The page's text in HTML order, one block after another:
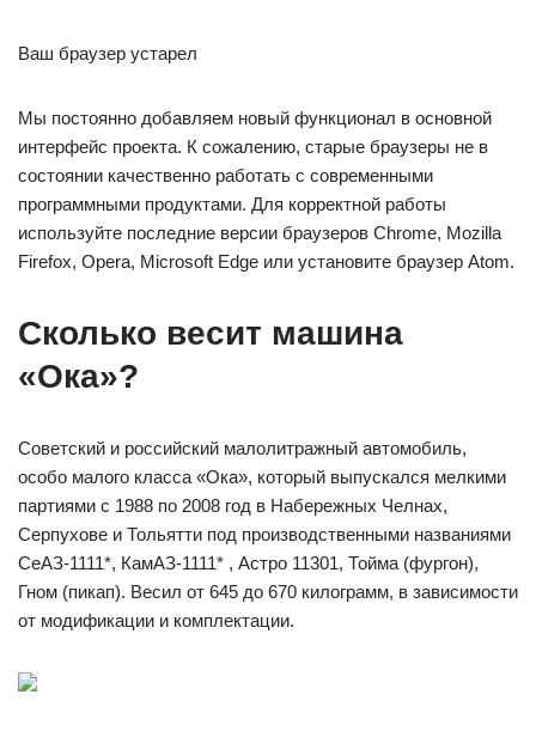
Ваш браузер устарел
Мы постоянно добавляем новый функционал в основной
интерфейс проекта. К сожалению, старые браузеры не в
состоянии качественно работать с современными
программными продуктами. Для корректной работы
используйте последние версии браузеров Chrome, Mozilla
Firefox, Opera, Microsoft Edge или установите браузер Atom.
Сколько весит машина
«Ока»?
Советский и российский малолитражный автомобиль,
особо малого класса «Ока», который выпускался мелкими
партиями с 1988 по 2008 год в Набережных Челнах,
Серпухове и Тольятти под производственными названиями
СеАЗ-1111*, КамАЗ-1111* , Астро 11301, Тойма (фургон),
Гном (пикап). Весил от 645 до 670 килограмм, в зависимости
от модификации и комплектации.